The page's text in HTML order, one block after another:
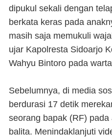
dipukul sekali dengan
berkata keras pada
masih saja memukuli
ujar Kapolresta Sidoarjo
Wahyu Bintoro pada
Sebelumnya, di media
berdurasi 17 detik
seorang bapak (RF)
balita. Menindaklanjuti